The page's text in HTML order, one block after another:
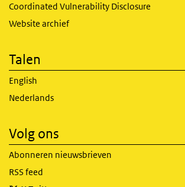
Coordinated Vulnerability Disclosure
Website archief
Talen
English
Nederlands
Volg ons
Abonneren nieuwsbrieven
RSS feed